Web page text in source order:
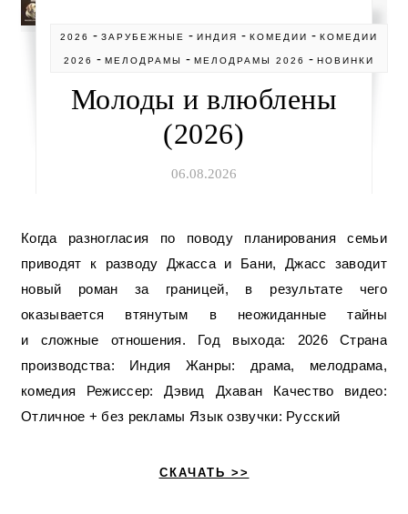
2026 -ЗАРУБЕЖНЫЕ -ИНДИЯ -КОМЕДИИ -КОМЕДИИ
2026 -МЕЛОДРАМЫ -МЕЛОДРАМЫ 2026 -НОВИНКИ
Молоды и влюблены
(2026)
06.08.2026
Когда разногласия по поводу планирования семьи
приводят к разводу Джасса и Бани, Джасс заводит
новый роман за границей, в результате чего
оказывается втянутым в неожиданные тайны
и сложные отношения. Год выхода: 2026 Страна
производства: Индия Жанры: драма, мелодрама,
комедия Режиссер: Дэвид Дхаван Качество видео:
Отличное + без рекламы Язык озвучки: Русский
СКАЧАТЬ >>